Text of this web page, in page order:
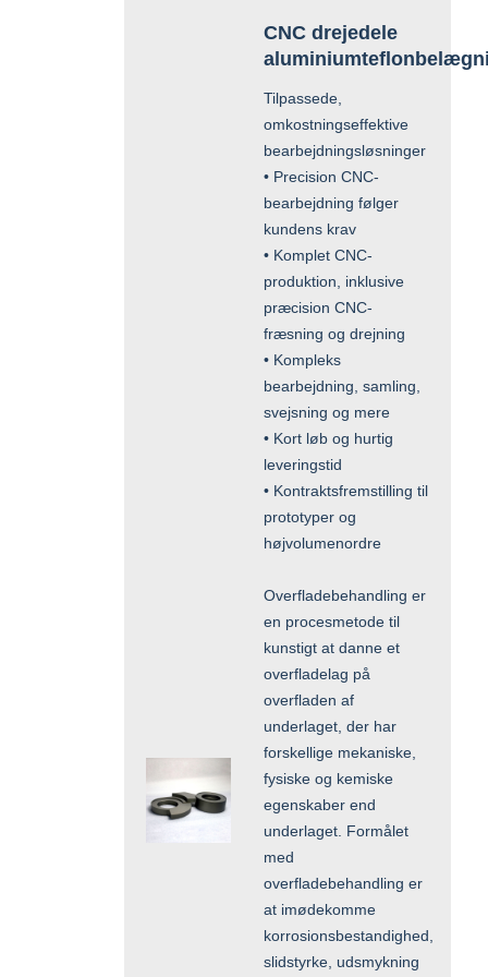
CNC drejedele
Tilpassede,
omkostningseffektive
bearbejdningsløsninger
• Precision CNC-
bearbejdning følger
kundens krav
• Komplet CNC-
produktion, inklusive
præcision CNC-
fræsning og drejning
• Kompleks
bearbejdning, samling,
svejsning og mere
• Kort løb og hurtig
leveringstid
• Kontraktsfremstilling til
prototyper og
højvolumenordre
Overfladebehandling er
en procesmetode til
kunstigt at danne et
overfladelag på
overfladen af
underlaget, der har
forskellige mekaniske,
fysiske og kemiske
egenskaber end
underlaget. Formålet
med
overfladebehandling er
at imødekomme
korrosionsbestandighed,
slidstyrke, udsmykning